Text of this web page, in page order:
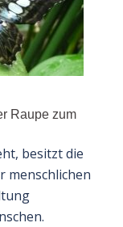
Raupe zum
besitzt die
menschlichen